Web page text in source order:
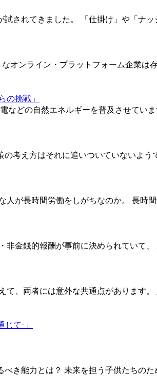
されてきました。 「仕掛け」や「ナ
オンライン・プラットフォーム企業
の挑戦」
などの自然エネルギーを普及させてい
考え方はそれに追いついていないよ
が長時間労働をしがちなのか。 長時
金銭的報酬が事前に決められていて
、両者には意外な共通点があります
て-」
能力とは？ 未来を担う子供たちのた